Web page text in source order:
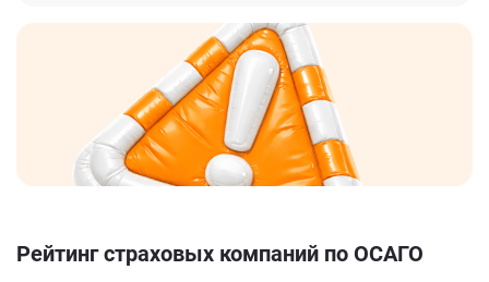
Рейтинг страховых компаний по ОСАГО